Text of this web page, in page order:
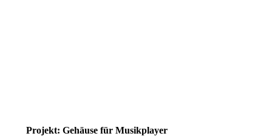
Projekt: Gehäuse für Musikplayer